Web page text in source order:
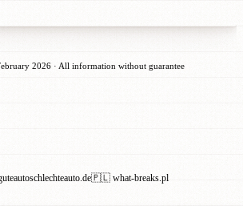
2026 · All information without guarantee
🇵🇱 what-breaks.pl